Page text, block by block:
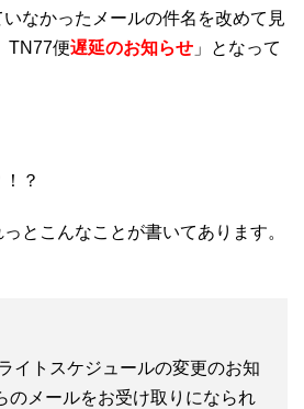
なかったメールの件名を改めて見
TN77便遅延のお知らせ 」となって
？
とこんなことが書いてあります。
イトスケジュールの変更のお知
のメールをお受け取りになられ